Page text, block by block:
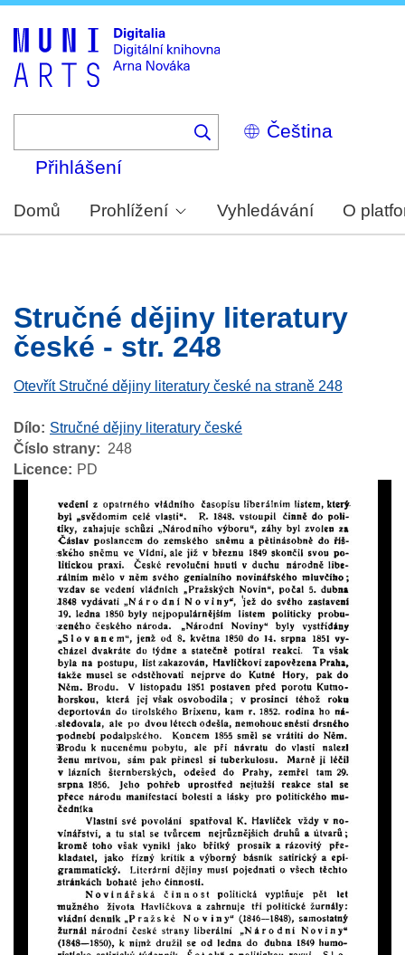
Select
your
Přihlášení
Domů Prohlížení Vyhledávání O
Stručné dějiny literatury
české - str. 248
Otevřít Stručné dějiny literatury české na straně 248
Dílo
Stručné dějiny literatury české
Číslo strany
248
Licence
PD